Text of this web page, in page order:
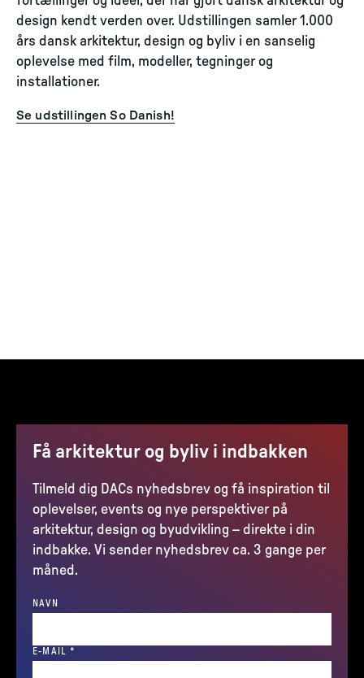
design kendt verden over. Udstillingen samler 1.000
års dansk arkitektur, design og byliv i en sanselig
oplevelse med film, modeller, tegninger og
installationer.
Se udstillingen So Danish!
Få arkitektur og byliv i indbakken
Tilmeld dig DACs nyhedsbrev og få inspiration til
oplevelser, events og nye perspektiver på
arkitektur, design og byudvikling – direkte i din
indbakke. Vi sender nyhedsbrev ca. 3 gange per
måned.
NAVN
E-MAIL *